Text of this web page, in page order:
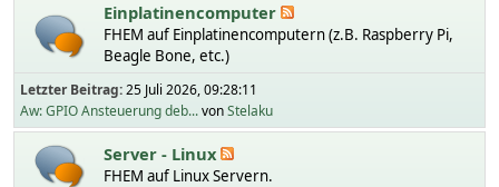
Einplatinencomputer
FHEM auf Einplatinencomputern (z.B. Raspberry Pi,
Beagle Bone, etc.)
Letzter Beitrag:25 Juli 2026, 09:28:11
Aw: GPIO Ansteuerung deb...vonStelaku
Server - Linux
FHEM auf Linux Servern.